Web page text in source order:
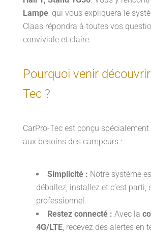
Lampe, qui vous expliquera le
Claas répondra à toutes vos
conviviale et claire.
Pourquoi venir
Tec ?
CarPro-Tec est conçu
aux besoins des campeurs :
Simplicité : Notre système
déballez, installez et c’est parti,
professionnel.
Restez connecté : Avec la
4G/LTE, recevez des alertes en